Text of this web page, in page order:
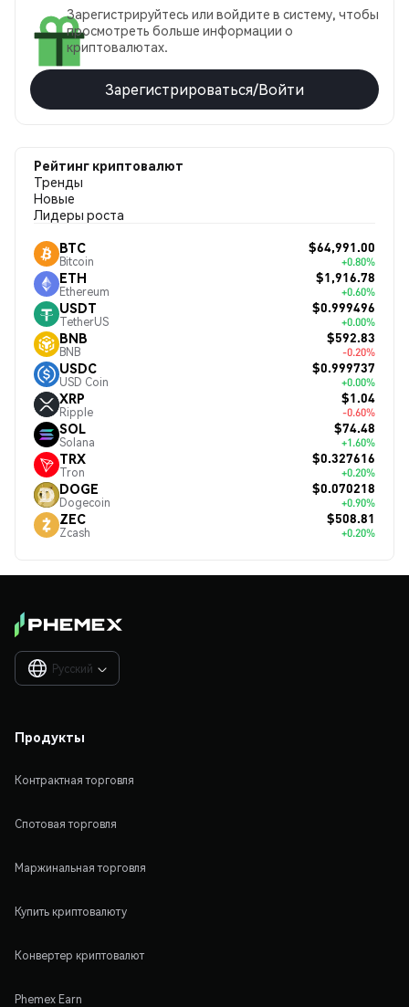
Зарегистрируйтесь или войдите в систему, чтобы
просмотреть больше информации о
криптовалютах.
Зарегистрироваться/Войти
Рейтинг криптовалют
Тренды
Новые
Лидеры роста
BTC
Bitcoin
$64,991.00
+0.80%
ETH
Ethereum
$1,916.78
+0.60%
USDT
TetherUS
$0.999496
+0.00%
BNB
BNB
$592.83
-0.20%
USDC
USD Coin
$0.999737
+0.00%
XRP
Ripple
$1.04
-0.60%
SOL
Solana
$74.48
+1.60%
TRX
Tron
$0.327616
+0.20%
DOGE
Dogecoin
$0.070218
+0.90%
ZEC
Zcash
$508.81
+0.20%
Русский 
Продукты
Контрактная торговля
Спотовая торговля
Маржинальная торговля
Купить криптовалюту
Конвертер криптовалют
Phemex Earn